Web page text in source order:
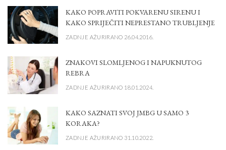
KAKO POPRAVITI POKVARENU SIRENU I
KAKO SPRIJEČITI NEPRESTANO TRUBLJENJE
ZADNJE AŽURIRANO 26.04.2016.
ZNAKOVI SLOMLJENOG I NAPUKNUTOG
REBRA
ZADNJE AŽURIRANO 18.01.2024.
KAKO SAZNATI SVOJ JMBG U SAMO 3
KORAKA?
ZADNJE AŽURIRANO 31.10.2022.